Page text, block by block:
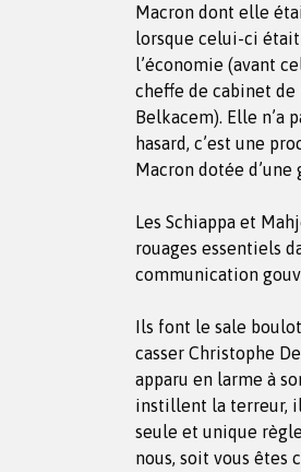
Macron dont elle
lorsque celui-ci
l’économie (avant
cheffe de cabinet de
Belkacem). Elle n’a
hasard, c’est une
Macron dotée d’une
Les Schiappa et
rouages essentiels
communication
Ils font le sale
casser Christophe
apparu en larme à
instillent la terreur,
seule et unique
nous, soit vous êtes